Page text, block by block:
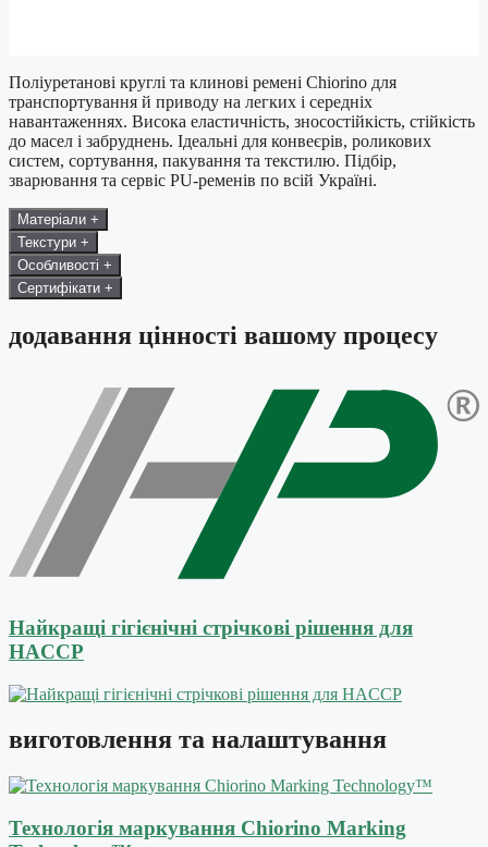
Поліуретанові круглі та клинові ремені Chiorino для
транспортування й приводу на легких і середніх
навантаженнях. Висока еластичність, зносостійкість, стійкість
до масел і забруднень. Ідеальні для конвеєрів, роликових
систем, сортування, пакування та текстилю. Підбір,
зварювання та сервіс PU-ременів по всій Україні.
Матеріали +
Текстури +
Особливості +
Сертифікати +
додавання цінності вашому процесу
Найкращі гігієнічні стрічкові рішення для
HACCP
виготовлення та налаштування
Технологія маркування Chiorino Marking